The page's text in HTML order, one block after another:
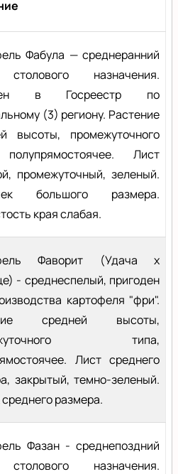
Фабула — среднеранний
назначения.
в Госреестр по
(3) региону. Растение
высоты, промежуточного
Лист
промежуточный, зеленый.
большого размера.
края слабая.
Фаворит (Удача х
- среднеспелый, пригоден
картофеля "фри".
средней высоты,
типа,
Лист среднего
закрытый, темно-зеленый.
размера.
Фазан - среднепоздний
назначения.